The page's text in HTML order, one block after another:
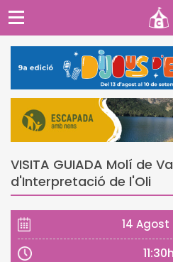
VISITA GUIADA Molí de
d'Interpretació de l'Oli
14 Agost
11:30h